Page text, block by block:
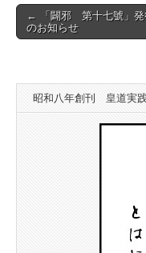
Post
navigation
← 「闢邪 第十七號」発
のお知らせ
昭和八年創刊 皇道実